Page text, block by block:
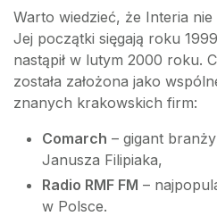
Warto wiedzieć, że Interia nie
Jej początki sięgają roku
nastąpił w lutym 2000 roku.
została założona jako
znanych krakowskich firm:
Comarch – gigant
Janusza Filipiaka,
Radio RMF FM –
w Polsce.